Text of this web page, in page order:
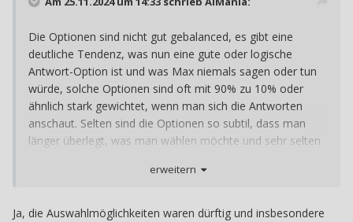
Die Optionen sind nicht gut gebalanced, es gibt eine
deutliche Tendenz, was nun eine gute oder logische
Antwort-Option ist und was Max niemals sagen oder tun
würde, solche Optionen sind oft mit 90% zu 10% oder
ähnlich stark gewichtet, wenn man sich die Antworten
anschaut. Selten sind die Optionen so subtil, dass man
länger überlegt, was man wählen möchte und sehr selten
interessantes Verhältnis in der globalen Auswertung
ich diesen Aspekt in Double Exposure richtig schwach.
erweitern
Ja, die Auswahlmöglichkeiten waren dürftig und insbesondere